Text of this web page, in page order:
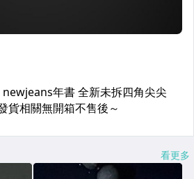
看更多